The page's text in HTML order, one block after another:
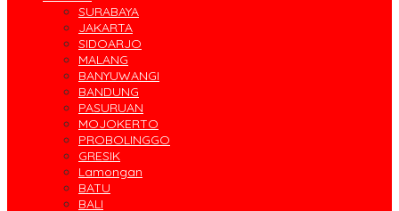
SURABAYA
JAKARTA
SIDOARJO
MALANG
BANYUWANGI
BANDUNG
PASURUAN
MOJOKERTO
PROBOLINGGO
GRESIK
Lamongan
BATU
BALI